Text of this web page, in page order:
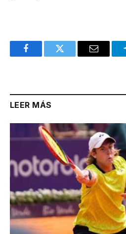
FacebookTwitter Email
LEER MÁS